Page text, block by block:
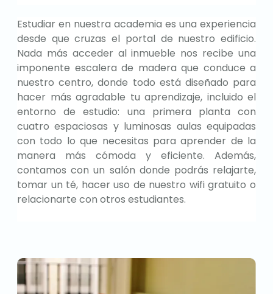
Estudiar en nuestra academia es una experiencia
desde que cruzas el portal de nuestro edificio.
Nada más acceder al inmueble nos recibe una
imponente escalera de madera que conduce a
nuestro centro, donde todo está diseñado para
hacer más agradable tu aprendizaje, incluido el
entorno de estudio: una primera planta con
cuatro espaciosas y luminosas aulas equipadas
con todo lo que necesitas para aprender de la
manera más cómoda y eficiente. Además,
contamos con un salón donde podrás relajarte,
tomar un té, hacer uso de nuestro wifi gratuito o
relacionarte con otros estudiantes.